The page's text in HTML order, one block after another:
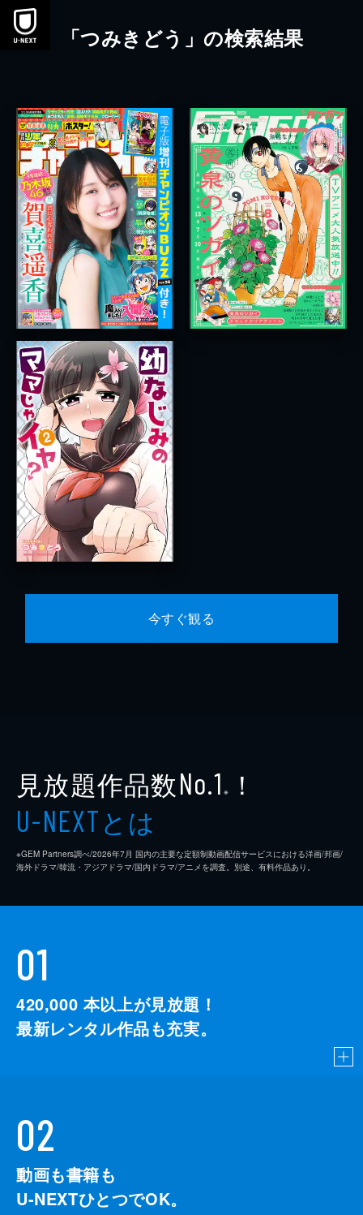
本文へスキップ
「つみきどう」の検索結果
今すぐ観る
見放題作品数No.1 ※ ！
U-NEXTとは
※GEM Partners調べ/2026年7⽉ 国内の主要な定額制動画配信サービスにおける洋画/邦画/
海外ドラマ/韓流・アジアドラマ/国内ドラマ/アニメを調査。別途、有料作品あり。
01
420,000 本以上が見放題！
最新レンタル作品も充実。
02
動画も書籍も
U-NEXTひとつでOK。